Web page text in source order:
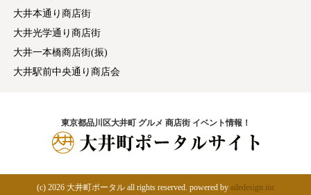
大井本通り商店街
大井光学通り商店街
大井一本橋商店街(振)
大井駅前中央通り商店会
東京都品川区大井町 グルメ 商店街 イベント情報！
(c) 2026 大井町ポータル all rights reserved. powered by ailedesign.inc